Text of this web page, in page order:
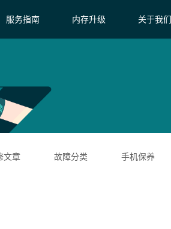
服务指南 内存升级 关于我们
文章 故障分类 手机保养